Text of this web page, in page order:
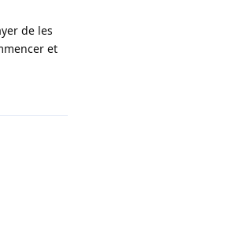
de les
et